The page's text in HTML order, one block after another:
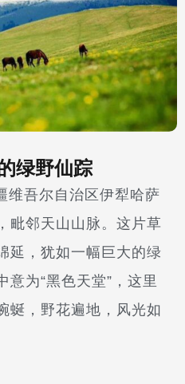
绿野仙踪
维吾尔自治区伊犁哈萨
毗邻天山山脉。这片草
延，犹如一幅巨大的绿
意为“黑色天堂”，这里
蜒，野花遍地，风光如